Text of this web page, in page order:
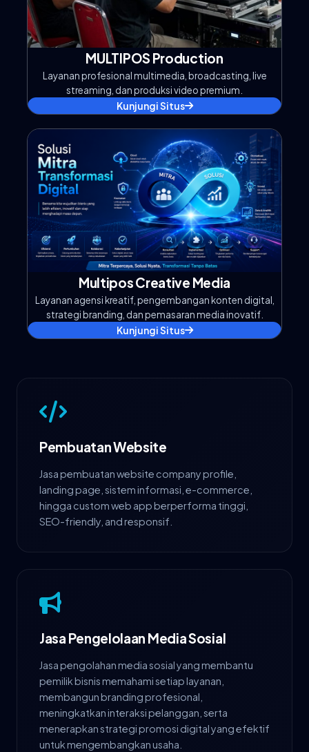
MULTIPOS Production
Layanan profesional multimedia, broadcasting, live
streaming, dan produksi video premium.
Kunjungi Situs
Multipos Creative Media
Layanan agensi kreatif, pengembangan konten digital,
strategi branding, dan pemasaran media inovatif.
Kunjungi Situs
Pembuatan Website
Jasa pembuatan website company profile,
landing page, sistem informasi, e-commerce,
hingga custom web app berperforma tinggi,
SEO-friendly, and responsif.
Jasa Pengelolaan Media Sosial
Jasa pengolahan media sosial yang membantu
pemilik bisnis memahami setiap layanan,
membangun branding profesional,
meningkatkan interaksi pelanggan, serta
menerapkan strategi promosi digital yang efektif
untuk mengembangkan usaha.